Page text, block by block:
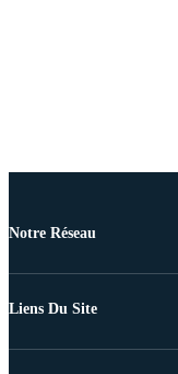
Notre Réseau
Liens Du Site